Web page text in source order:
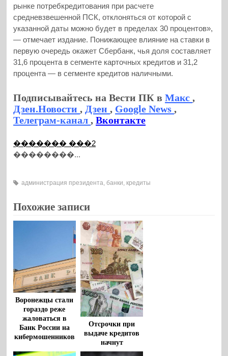
рынке потребкредитования при расчете
средневзвешенной ПСК, отклоняться от которой с
указанной даты можно будет в пределах 30 процентов»,
— отмечает издание. Понижающее влияние на ставки в
первую очередь окажет Сбербанк, чья доля составляет
31,6 процента в сегменте карточных кредитов и 31,2
процента — в сегменте кредитов наличными.
Подписывайтесь на Вести ПК вМакс,
Дзен.Новости, Дзен, Google News,
Телеграм-канал,Вконтакте
������� ���2
��������...
администрация президента ,банки кредиты
Похожие записи
Воронежцы стали
гораздо реже
жаловаться в
Банк России на
кибермошенников
Отсрочки при
выдаче кредитов
начнут
действовать в